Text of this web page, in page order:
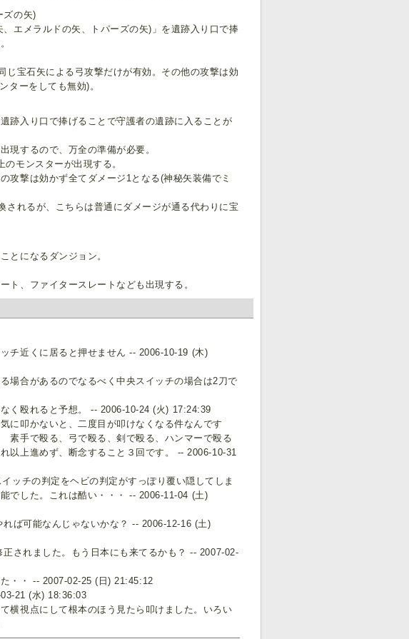
ズの矢)
エメラルドの矢、トパーズの矢)」を遺跡入り口で捧
宝石矢による弓攻撃だけが有効。その他の攻撃は効
ターをしても無効)。
跡入り口で捧げることで守護者の遺跡に入ることが
現するので、万全の準備が必要。
モンスターが出現する。
攻撃は効かず全てダメージ1となる(神秘矢装備でミ
されるが、こちらは普通にダメージが通る代わりに宝
とになるダンジョン。
ト、ファイタースレートなども出現する。
チ近くに居ると押せません -- 2006-10-19 (木)
場合があるのでなるべく中央スイッチの場合は2刀で
く殴れると予想。 -- 2006-10-24 (火) 17:24:39
に叩かないと、二度目が叩けなくなる件なんです
手で殴る、弓で殴る、剣で殴る、ハンマーで殴る
以上進めず、断念すること３回です。 -- 2006-10-31
ッチの判定をヘビの判定がすっぽり覆い隠してしま
でした。これは酷い・・・ -- 2006-11-04 (土)
ば可能なんじゃないかな？ -- 2006-12-16 (土)
されました。もう日本にも来てるかも？ -- 2007-02-
・・ -- 2007-02-25 (日) 21:45:12
21 (水) 18:36:03
横視点にして根本のほう見たら叩けました。いろい